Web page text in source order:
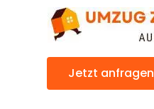
Jetzt anfragen